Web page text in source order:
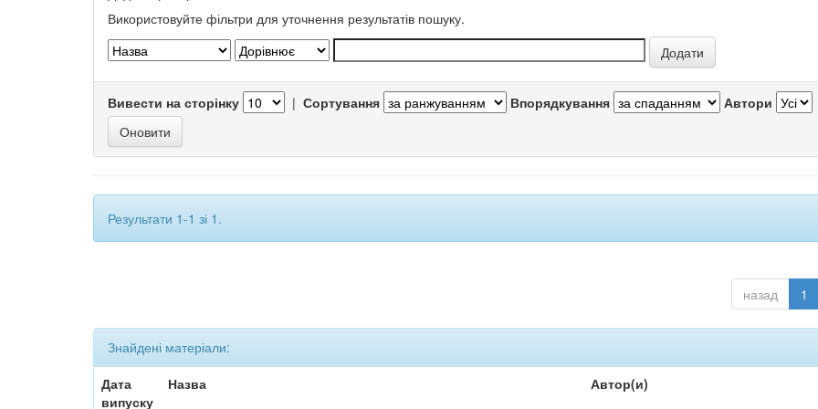
Використовуйте фільтри для уточнення результатів пошуку.
Вивести на сторінку | Сортування Впорядкування Автори
Результати 1-1 зі 1.
назад 1
Знайдені матеріали:
Дата
випуску
Назва Автор(и)